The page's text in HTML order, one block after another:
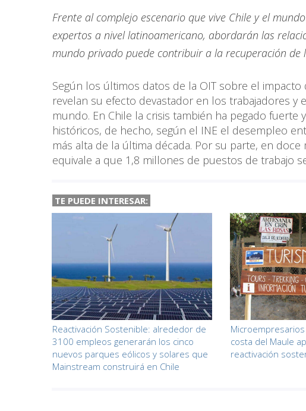
Frente al complejo escenario que vive Chile y el
expertos a nivel latinoamericano, abordarán las
mundo privado puede contribuir a la recuperación de
Según los últimos datos de la OIT sobre el
revelan su efecto devastador en los trabajadores
mundo. En Chile la crisis también ha pegado
históricos, de hecho, según el INE el desempleo
más alta de la última década. Por su parte, en
equivale a que 1,8 millones de puestos de trabajo
TE PUEDE INTERESAR:
Reactivación Sostenible: alrededor de
3100 empleos generarán los cinco
nuevos parques eólicos y solares que
Mainstream construirá en Chile
costa del Maule
reactivación